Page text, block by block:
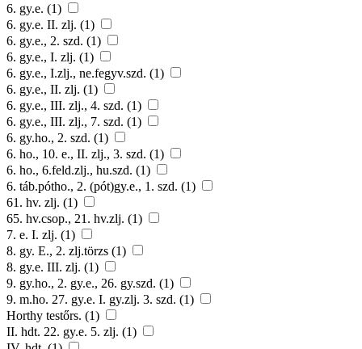
6. gy.e. (1)
6. gy.e. II. zlj. (1)
6. gy.e., 2. szd. (1)
6. gy.e., I. zlj. (1)
6. gy.e., I.zlj., ne.fegyv.szd. (1)
6. gy.e., II. zlj. (1)
6. gy.e., III. zlj., 4. szd. (1)
6. gy.e., III. zlj., 7. szd. (1)
6. gy.ho., 2. szd. (1)
6. ho., 10. e., II. zlj., 3. szd. (1)
6. ho., 6.feld.zlj., hu.szd. (1)
6. táb.pótho., 2. (pót)gy.e., 1. szd. (1)
61. hv. zlj. (1)
65. hv.csop., 21. hv.zlj. (1)
7. e. I. zlj. (1)
8. gy. E., 2. zlj.törzs (1)
8. gy.e. III. zlj. (1)
9. gy.ho., 2. gy.e., 26. gy.szd. (1)
9. m.ho. 27. gy.e. I. gy.zlj. 3. szd. (1)
Horthy testőrs. (1)
II. hdt. 22. gy.e. 5. zlj. (1)